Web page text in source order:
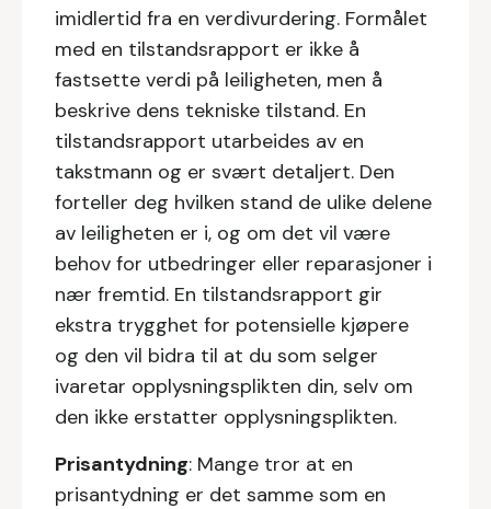
imidlertid fra en verdivurdering. Formålet
med en tilstandsrapport er ikke å
fastsette verdi på leiligheten, men å
beskrive dens tekniske tilstand. En
tilstandsrapport utarbeides av en
takstmann og er svært detaljert. Den
forteller deg hvilken stand de ulike delene
av leiligheten er i, og om det vil være
behov for utbedringer eller reparasjoner i
nær fremtid. En tilstandsrapport gir
ekstra trygghet for potensielle kjøpere
og den vil bidra til at du som selger
ivaretar opplysningsplikten din, selv om
den ikke erstatter opplysningsplikten.
Prisantydning: Mange tror at en
prisantydning er det samme som en